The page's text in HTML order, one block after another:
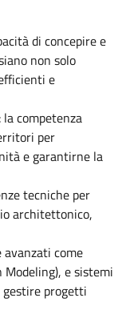
di concepire e
non solo
e
: la competenza
per
e garantirne la
tecniche per
architettonico,
avanzati come
e sistemi
gestire progetti